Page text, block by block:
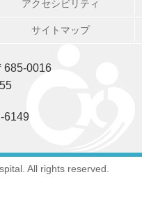
アクセシビリティ
サイトマップ
685-0016
6149
All rights reserved.